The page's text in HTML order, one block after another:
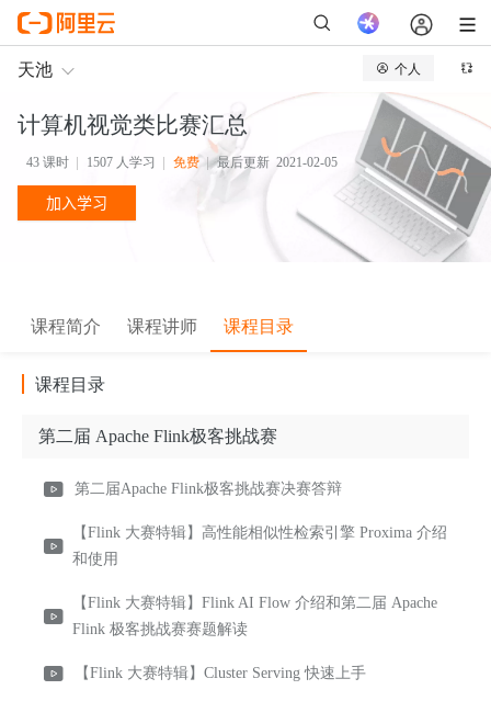
计算机视觉类比赛汇总
43 课时 1507 人学习 免费 最后更新 2021-02-05
加入学习
课程简介 课程讲师 课程目录
课程目录
第二届 Apache Flink极客挑战赛
第二届Apache Flink极客挑战赛决赛答辩
【Flink 大赛特辑】高性能相似性检索引擎 Proxima 介绍
和使用
【Flink 大赛特辑】Flink AI Flow 介绍和第二届 Apache
Flink 极客挑战赛赛题解读
【Flink 大赛特辑】Cluster Serving 快速上手